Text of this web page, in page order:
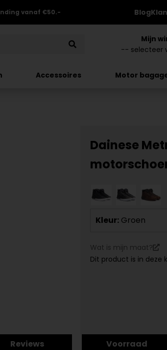
vanaf €50.- Blog
Mijn
Accessoires Motor
Dainese
Kleur: Groen
Wat is mijn maat?
Dit product is in deze
Reviews Voorraad